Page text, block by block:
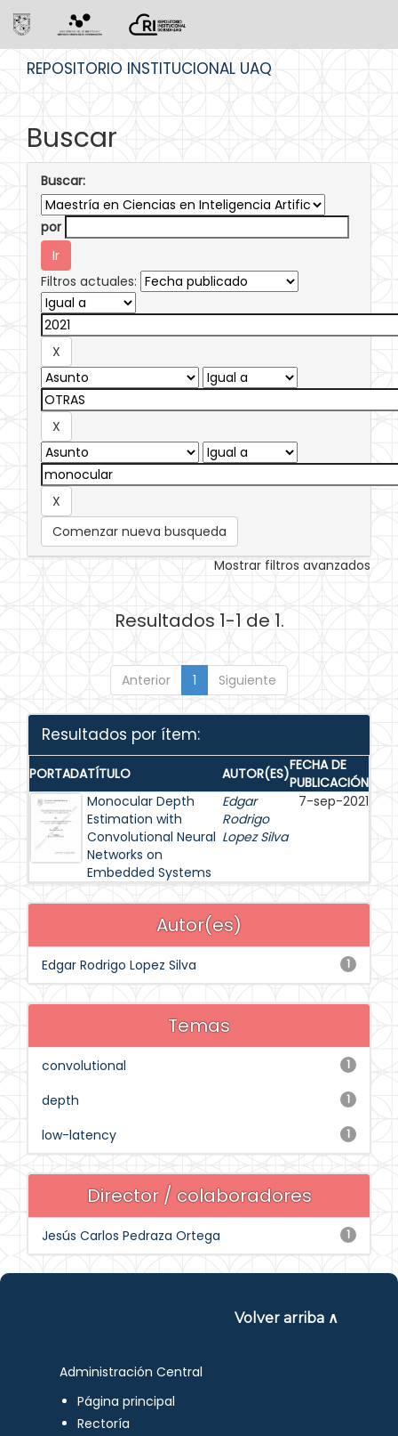
REPOSITORIO INSTITUCIONAL UAQ
Buscar
Buscar:
por
Filtros actuales:
Comenzar nueva busqueda
Mostrar filtros avanzados
Resultados 1-1 de 1.
Anterior 1 Siguiente
Resultados por ítem:
PORTADATÍTULO AUTOR(ES)FECHA DE
PUBLICACIÓN
Monocular Depth
Estimation with
Convolutional Neural
Networks on
Embedded Systems
Edgar
Rodrigo
Lopez Silva
7-sep-2021
Autor(es)
1
Edgar Rodrigo Lopez Silva
Temas
1
convolutional
1
depth
1
low-latency
Director / colaboradores
1
Jesús Carlos Pedraza Ortega
Volver arriba ∧
Administración Central
Página principal
Rectoría